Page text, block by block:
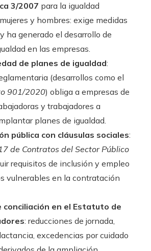
3/2007 para la igualdad
y hombres: exige medidas
ha generado el desarrollo de
en las empresas.
de planes de igualdad:
(desarrollos como el
901/2020) obliga a empresas de
y trabajadores a
planes de igualdad.
pública con cláusulas sociales:
de Contratos del Sector Público
requisitos de inclusión y empleo
vulnerables en la contratación
conciliación en el Estatuto de
: reducciones de jornada,
excedencias por cuidado